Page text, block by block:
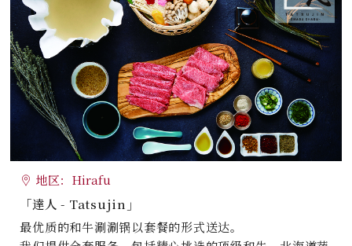
地区：Hirafu
「達人 - Tatsujin」
最优质的和牛涮涮锅以套餐的形式送达。